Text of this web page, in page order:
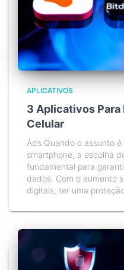
APLICATIVOS
3 Aplicativos Para
Celular
Ads Quando o assunto
smartphone, a escolha
fundamental para
dados. Com o aumento
digitais, ter uma